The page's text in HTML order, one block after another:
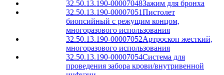
32.50.13.190-00007048Зажим для бронха
32.50.13.190-00007051Пистолет
биопсийный с режущим концом,
многоразового использования
32.50.13.190-00007052Артроскоп жесткий,
многоразового использования
32.50.13.190-00007054Система для
проведения забора крови/внутривенной